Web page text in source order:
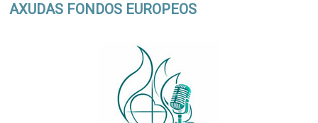
AXUDAS FONDOS EUROPEOS